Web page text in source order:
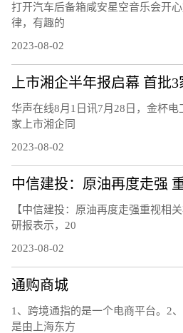
打开汽车后备箱咸安星空音乐会开
律，有趣的
2023-08-02
上市湘企半年报启幕 首批
华声在线8月1日讯7月28日，金杯
家上市湘企同
2023-08-02
【中信建投：原油再度走强重视相
研报表示，20
2023-08-02
通购商城
1、跨境通指的是一个电商平台。2
是由上海东方